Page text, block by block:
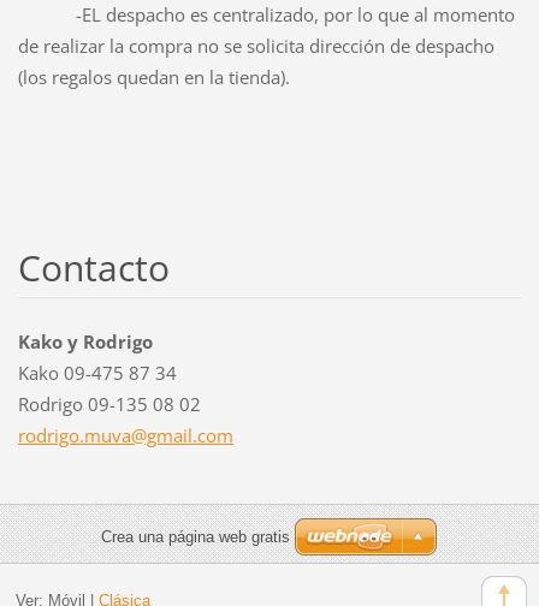
-EL despacho es centralizado, por lo que al momento
de realizar la compra no se solicita dirección de despacho
(los regalos quedan en la tienda).
Contacto
Kako y Rodrigo
Kako 09-475 87 34
Rodrigo 09-135 08 02
rodrigo.muva@gmail.com
Crea una página web gratis
Ver: Móvil Clásica